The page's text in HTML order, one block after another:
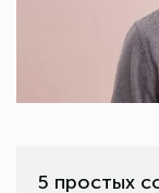
5 простых